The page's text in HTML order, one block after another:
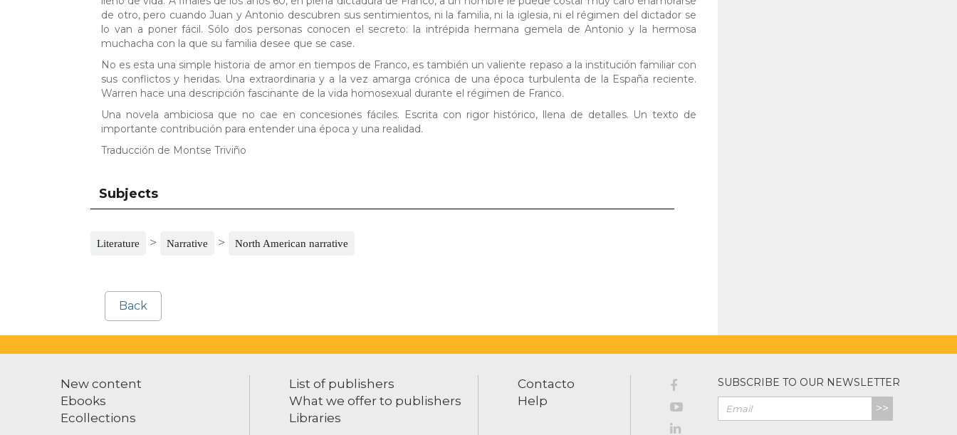
de otro, pero cuando Juan y Antonio descubren sus sentimientos, ni la familia, ni la iglesia, ni el régimen del dictador se
lo van a poner fácil. Sólo dos personas conocen el secreto: la intrépida hermana gemela de Antonio y la hermosa
muchacha con la que su familia desee que se case.
No es esta una simple historia de amor en tiempos de Franco, es también un valiente repaso a la institución familiar con
sus conflictos y heridas. Una extraordinaria y a la vez amarga crónica de una época turbulenta de la España reciente.
Warren hace una descripción fascinante de la vida homosexual durante el régimen de Franco.
Una novela ambiciosa que no cae en concesiones fáciles. Escrita con rigor histórico, llena de detalles. Un texto de
importante contribución para entender una época y una realidad.
Traducción de Montse Triviño
Subjects
Literature > Narrative > North American narrative
Back
New content
Ebooks
Ecollections
List of publishers
What we offer to publishers
Libraries
Contacto
Help
SUBSCRIBE TO OUR NEWSLETTER
>>